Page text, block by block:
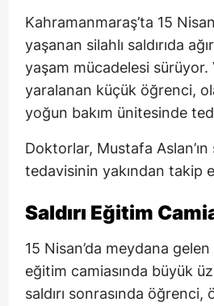
Kahramanmaraş’ta 15
yaşanan silahlı saldırıda
yaşam mücadelesi
yaralanan küçük öğrenci,
yoğun bakım ünitesinde
Doktorlar, Mustafa
tedavisinin yakından takip
Saldırı Eğitim
15 Nisan’da meydana
eğitim camiasında büyük
saldırı sonrasında